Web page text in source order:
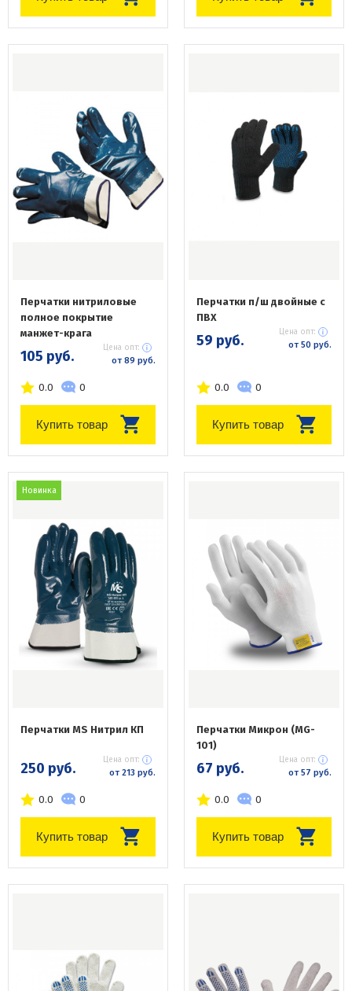
Перчатки нитриловые
полное покрытие
манжет-крага
105 руб. Цена опт:
от 89 руб.
0.0 0
Купить товар
Перчатки п/ш двойные с
ПВХ
59 руб. Цена опт:
от 50 руб.
0.0 0
Купить товар
Новинка
Перчатки MS Нитрил КП
250 руб. Цена опт:
от 213 руб.
0.0 0
Купить товар
Перчатки Микрон (MG-
101)
67 руб. Цена опт:
от 57 руб.
0.0 0
Купить товар